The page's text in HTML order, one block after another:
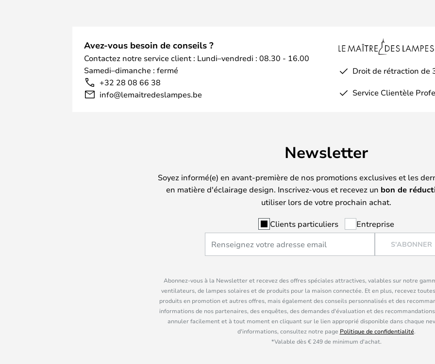
Avez-vous besoin de conseils ?
Contactez notre service client : Lundi–vendredi : 08.30 - 16.00
Samedi–dimanche : fermé
+32 28 08 66 38
info@lemaitredeslampes.be
Droit de rétraction de
Service Clientèle
Newsletter
Soyez informé(e) en avant-première de nos promotions exclusives et les
en matière d'éclairage design. Inscrivez-vous et recevez un bon de
utiliser lors de votre prochain achat.
Clients particuliers Entreprise
S'ABONNER
Abonnez-vous à la Newsletter et recevez des offres spéciales attractives, valables sur notre
ventilateurs, de lampes solaires et de produits pour la maison connectée. Et en plus, recevez
produits en promotion et autres offres, mais également des conseils personnalisés et des
informations de nos partenaires, des enquêtes, des demandes d'évaluation et des
annuler facilement et à tout moment en cliquant sur le lien approprié disponible dans chaque
d'informations, consultez notre page Politique de confidentialité.
*Valable dès € 249 de minimum d'achat.